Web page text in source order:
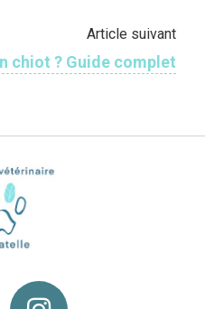
Article suivant
chiot ? Guide complet